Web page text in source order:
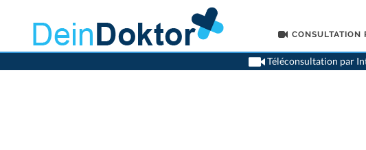
CONSULTATION
Téléconsultation par